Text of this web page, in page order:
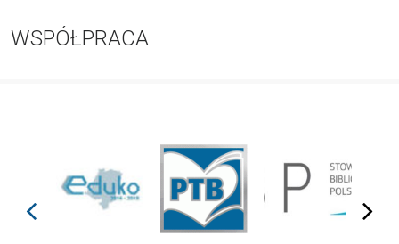
WSPÓŁPRACA
prev next